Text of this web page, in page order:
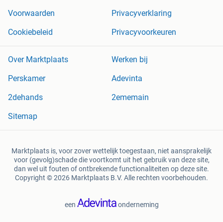
Voorwaarden
Privacyverklaring
Cookiebeleid
Privacyvoorkeuren
Over Marktplaats
Werken bij
Perskamer
Adevinta
2dehands
2ememain
Sitemap
Marktplaats is, voor zover wettelijk toegestaan, niet aansprakelijk
voor (gevolg)schade die voortkomt uit het gebruik van deze site,
dan wel uit fouten of ontbrekende functionaliteiten op deze site.
Copyright © 2026 Marktplaats B.V. Alle rechten voorbehouden.
een onderneming